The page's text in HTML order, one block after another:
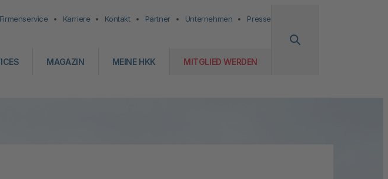
Firmenservice Karriere Kontakt Partner Unternehmen Presse
MAGAZIN MEINE HKK MITGLIED WERDEN